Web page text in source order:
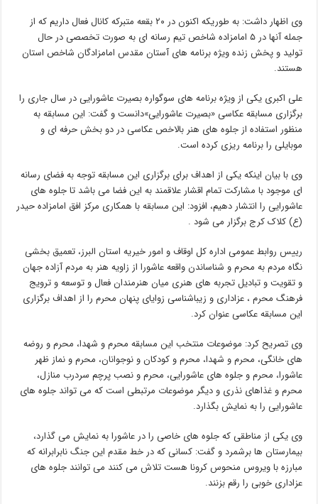
وی اظهار داشت: به طوریکه اکنون در ۲۰ بقعه متبرکه کانال فعال داریم که از
جمله آنها در ۵ امامزاده شاخص تیم رسانه ای به صورت تخصصی در حال
تولید و پخش زنده ویژه برنامه های آستان مقدس امامزادگان شاخص استان
هستند.
علی اکبری یکی از ویژه برنامه های سوگواره بصیرت عاشورایی در سال جاری را
برگزاری مسابقه عکاسی «بصیرت عاشورایی»‌دانست و گفت: این مسابقه به
منظور استفاده از جلوه های هنر بالاخص عکاسی در دو بخش حرفه ای و
موبایلی را برنامه ریزی کرده است.
وی با بیان اینکه یکی از اهداف برای برگزاری این مسابقه توجه به فضای رسانه
ای موجود با مشارکت تمام اقشار علاقمند به این فضا می باشد تا جلوه های
عاشورایی را انتشار دهیم، افزود: این مسابقه با همکاری مرکز افق امامزاده حیدر
(ع) کلاک کرج برگزار می شود .
رییس روابط عمومی اداره کل اوقاف و امور خیریه استان البرز، تعمیق بخشی
نگاه مردم به محرم و شناساندن واقعه عاشورا از زاویه هنر به مردم آزاده جهان
و تقویت و تبادیل تجربه های هنری میان هنرمندان فعال و توسعه و ترویج
فرهنگ محرم ، عزاداری و زیباشناسی زوایای پنهان محرم را از اهداف برگزاری
این مسابقه عکاسی عنوان کرد.
وی تصریح کرد: موضوعات منتخب این مسابقه محرم و شهدا، محرم و روضه
های خانگی، محرم و شهدا، محرم و کودکان و نوجوانان، محرم و نماز ظهر
عاشورا، محرم و جلوه های عاشورایی، محرم و نصب پرچم سردرب منازل،
محرم و غذاهای نذری و دیگر موضوعات مرتبطی است که می تواند جلوه های
عاشورایی را به نمایش بگذارد.
وی یکی از مناطقی که جلوه های خاصی را در عاشورا به نمایش می گذارد،
بیمارستان ها برشمرد و گفت: کسانی که در خط مقدم این جنگ نابرابرانه که
مبارزه با ویروس منحوس کرونا هست تلاش می کنند می توانند جلوه های
عزاداری خوبی را رقم بزنند.